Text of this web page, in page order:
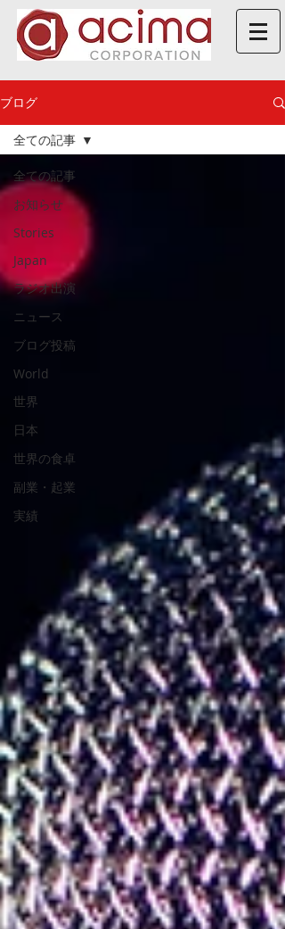
ブログ
全ての記事
お知らせ
Stories
Japan
ラジオ出演
ニュース
ブログ投稿
World
世界
日本
世界の食卓
副業・起業
実績
全ての記事